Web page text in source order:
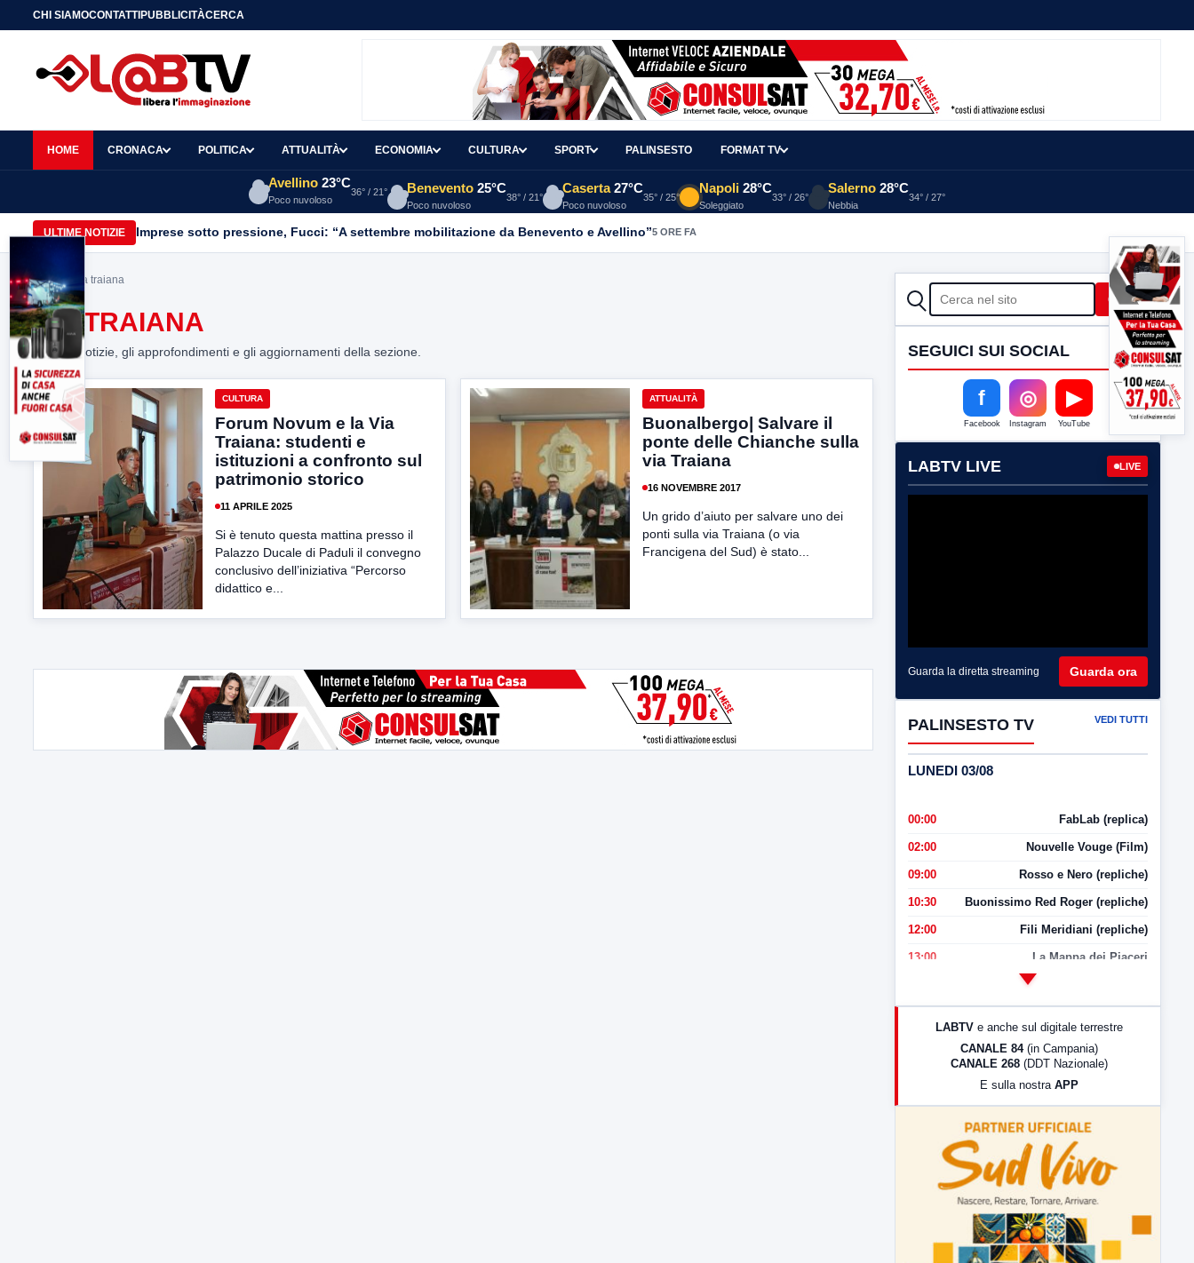
CHI SIAMOCONTATTIPUBBLICITÀCERCA
HOME CRONACA POLITICA ATTUALITÀ ECONOMIA CULTURA SPORT PALINSESTO FORMAT TV
Avellino 23°C
Poco nuvoloso
36° / 21° Benevento 25°C
Poco nuvoloso
38° / 21°
Caserta 27°C
Poco nuvoloso
35° / 25°
Napoli 28°C
Soleggiato
33° / 26°
Salerno 28°C
Nebbia
34° / 27°
ULTIME NOTIZIE Imprese sotto pressione, Fucci: “A settembre mobilitazione da Benevento e Avellino”5 ORE FA
Home> via traiana
VIA TRAIANA
Tutte le notizie, gli approfondimenti e gli aggiornamenti della sezione.
CULTURA
Forum Novum e la Via
Traiana: studenti e
istituzioni a confronto sul
patrimonio storico
11 APRILE 2025
Si è tenuto questa mattina presso il
Palazzo Ducale di Paduli il convegno
conclusivo dell’iniziativa “Percorso
didattico e...
ATTUALITÀ
Buonalbergo| Salvare il
ponte delle Chianche sulla
via Traiana
16 NOVEMBRE 2017
Un grido d’aiuto per salvare uno dei
ponti sulla via Traiana (o via
Francigena del Sud) è stato...
CERCA Cerca
SEGUICI SUI SOCIAL
f
Facebook
◎
Instagram
▶
YouTube
LABTV LIVE LIVE
Guarda la diretta streaming Guarda ora
PALINSESTO TV VEDI TUTTI
LUNEDI 03/08
00:00 FabLab (replica)
02:00 Nouvelle Vouge (Film)
09:00 Rosso e Nero (repliche)
10:30 Buonissimo Red Roger (repliche)
12:00 Fili Meridiani (repliche)
13:00 La Mappa dei Piaceri
LabNews (Diretta)
LabNews (replica)
LABTV e anche sul digitale terrestre
CANALE 84 (in Campania)
CANALE 268 (DDT Nazionale)
E sulla nostra APP